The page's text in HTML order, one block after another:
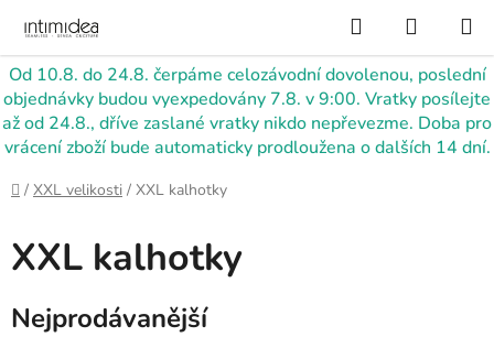
obsah
Od 10.8. do 24.8. čerpáme celozávodní dovolenou, poslední
objednávky budou vyexpedovány 7.8. v 9:00. Vratky posílejte
až od 24.8., dříve zaslané vratky nikdo nepřevezme. Doba pro
vrácení zboží bude automaticky prodloužena o dalších 14 dní.
Hledat
KOŠÍK
Domů
/ XXL velikosti / XXL kalhotky
XXL kalhotky
Nejprodávanější